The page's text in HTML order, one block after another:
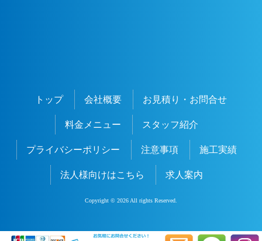
トップ 会社概要 お見積り・お問合せ
料金メニュー スタッフ紹介
プライバシーポリシー 注意事項 施工実績
法人様向けはこちら 求人案内
Copyright © 2026 All rights Reserved.